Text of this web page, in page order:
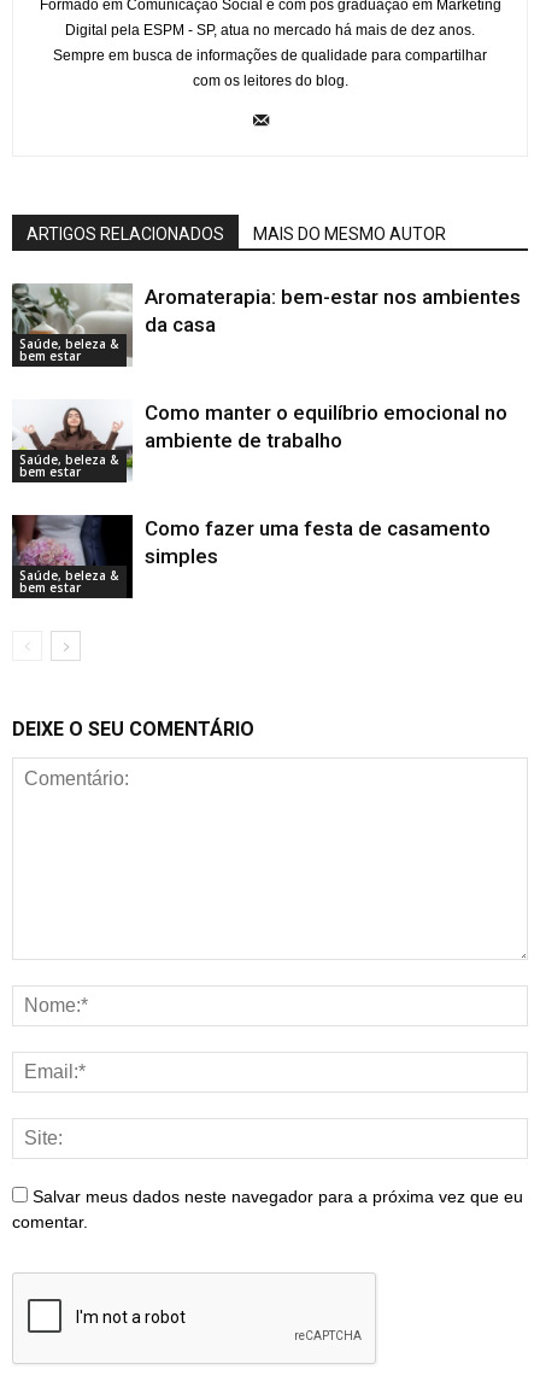
Formado em Comunicação Social e com pós graduação em Marketing
Digital pela ESPM - SP, atua no mercado há mais de dez anos.
Sempre em busca de informações de qualidade para compartilhar
com os leitores do blog.
ARTIGOS RELACIONADOS MAIS DO MESMO AUTOR
Saúde, beleza &
bem estar
Aromaterapia: bem-estar nos ambientes
da casa
Saúde, beleza &
bem estar
Como manter o equilíbrio emocional no
ambiente de trabalho
Saúde, beleza &
bem estar
Como fazer uma festa de casamento
simples
DEIXE O SEU COMENTÁRIO
Salvar meus dados neste navegador para a próxima vez que eu
comentar.